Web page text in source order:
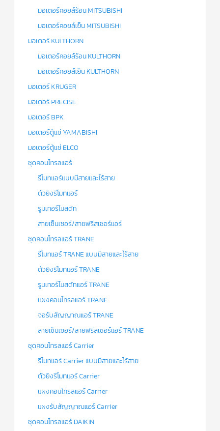
มอเตอร์คอยล์ร้อน MITSUBISHI
มอเตอร์คอยล์เย็น MITSUBISHI
มอเตอร์ KULTHORN
มอเตอร์คอยล์ร้อน KULTHORN
มอเตอร์คอยล์เย็น KULTHORN
มอเตอร์ KRUGER
มอเตอร์ PRECISE
มอเตอร์ BPK
มอเตอร์ตู้แช่ YAMABISHI
มอเตอร์ตู้แช่ ELCO
ชุดคอนโทรลแอร์
รีโมทแอร์แบบมีสายและไร้สาย
ตัวยิงรีโมทแอร์
รูมเทอร์โมสตัท
สายเซ็นเซอร์/สายฟรีสเซอร์แอร์
ชุดคอนโทรลแอร์ TRANE
รีโมทแอร์ TRANE แบบมีสายและไร้สาย
ตัวยิงรีโมทแอร์ TRANE
รูมเทอร์โมสตัทแอร์ TRANE
แผงคอนโทรลแอร์ TRANE
จอรับสัญญาณแอร์ TRANE
สายเซ็นเซอร์/สายฟรีสเซอร์แอร์ TRANE
ชุดคอนโทรลแอร์ Carrier
รีโมทแอร์ Carrier แบบมีสายและไร้สาย
ตัวยิงรีโมทแอร์ Carrier
แผงคอนโทรลแอร์ Carrier
แผงรับสัญญาณแอร์ Carrier
ชุดคอนโทรลแอร์ DAIKIN